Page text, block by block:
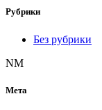
Рубрики
Без рубрики
NM
Мета